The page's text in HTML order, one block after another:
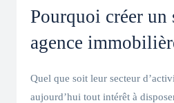
Pourquoi créer un
agence
Quel que soit leur secteur
aujourd’hui tout intérêt à